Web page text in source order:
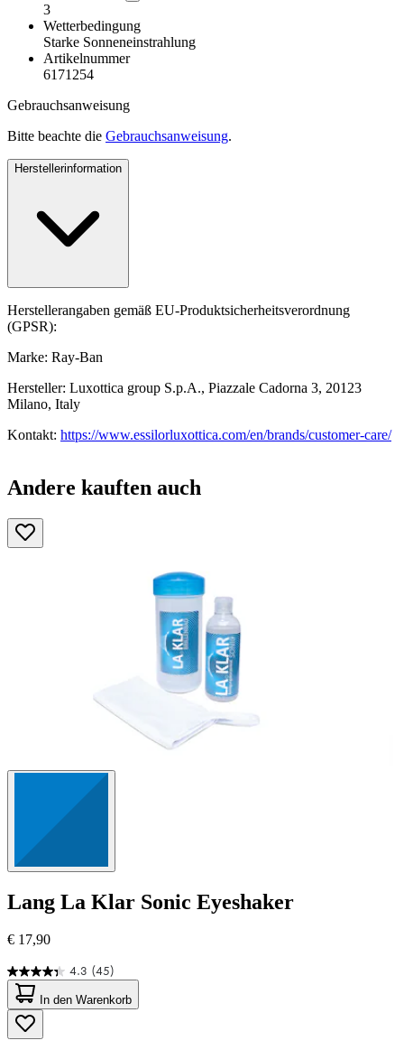
3
Wetterbedingung
Starke Sonneneinstrahlung
Artikelnummer
6171254
Gebrauchsanweisung
Bitte beachte die Gebrauchsanweisung.
Herstellerinformation
Herstellerangaben gemäß EU-Produktsicherheitsverordnung
(GPSR):
Marke: Ray-Ban
Hersteller: Luxottica group S.p.A., Piazzale Cadorna 3, 20123
Milano, Italy
Kontakt: https://www.essilorluxottica.com/en/brands/customer-care/
Andere kauften auch
Lang La Klar Sonic Eyeshaker
€ 17,90
4.3 (45)
4.3
von
5
Sternen.
45
In den Warenkorb